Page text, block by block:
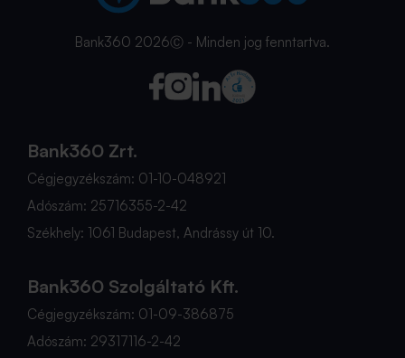
Bank360 2026Ⓒ - Minden jog fenntartva.
Bank360 Zrt.
Cégjegyzékszám: 01-10-048921
Adószám: 25716355-2-42
Székhely: 1061 Budapest, Andrássy út 10.
Bank360 Szolgáltató Kft.
Cégjegyzékszám: 01-09-386875
Adószám: 29317116-2-42